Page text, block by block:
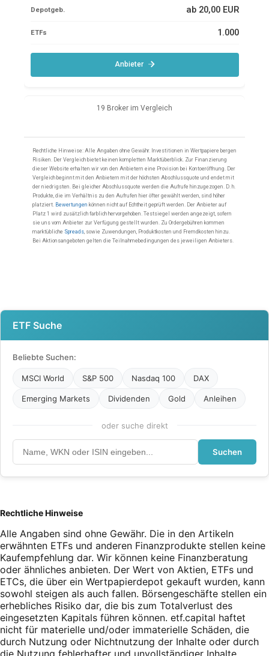
ETF Suche
Beliebte Suchen:
MSCI World S&P 500 Nasdaq 100 DAX
Emerging Markets Dividenden Gold Anleihen
oder suche direkt
Suchen
Rechtliche Hinweise
Alle Angaben sind ohne Gewähr. Die in den Artikeln
erwähnten ETFs und anderen Finanzprodukte stellen keine
Kaufempfehlung dar. Wir können keine Finanzberatung
oder ähnliches anbieten. Der Wert von Aktien, ETFs und
ETCs, die über ein Wertpapierdepot gekauft wurden, kann
sowohl steigen als auch fallen. Börsengeschäfte stellen ein
erhebliches Risiko dar, die bis zum Totalverlust des
eingesetzten Kapitals führen können. etf.capital haftet
nicht für materielle und/oder immaterielle Schäden, die
durch Nutzung oder Nichtnutzung der Inhalte oder durch